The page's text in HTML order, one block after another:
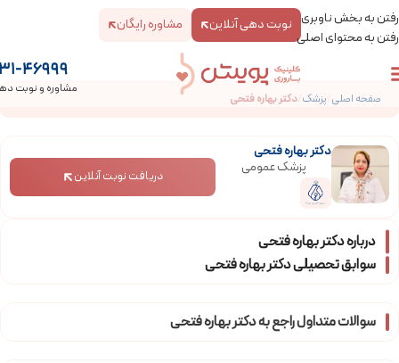
رفتن به بخش ناوبری
رفتن به محتوای اصلی
نوبت دهی آنلاین مشاوره رایگان
46999
مشاوره و نوبت
صفحه اصلی/پزشک/دکتر بهاره فتحی
دکتر بهاره فتحی
پزشک عمومی
دریافت نوبت آنلاین
درباره دکتر بهاره فتحی
سوابق تحصیلی دکتر بهاره فتحی
سوالات متداول راجع به دکتر بهاره فتحی